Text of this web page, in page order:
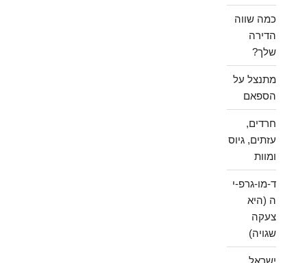
כמה שווה
הדירה
שלך?
מתנצל על
הספאם
חרדים,
עזתים, גיוס
ומוות
ד-מו-גרפ-י
ה (היא
צעקה
שגויה)
ישראל